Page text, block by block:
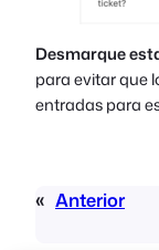
Desmarque
para evitar que
entradas para
« Anterior